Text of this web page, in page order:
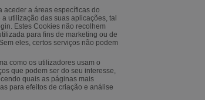
aceder a áreas específicas do
utilização das suas aplicações, tal
Estes Cookies não recolhem
para fins de marketing ou de
eles, certos serviços não podem
como os utilizadores usam o
que podem ser do seu interesse,
quais as páginas mais
para efeitos de criação e análise